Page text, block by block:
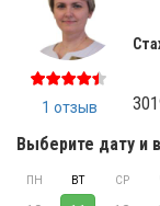
1 отзыв
Выберите дату и
ПН ВТ СР